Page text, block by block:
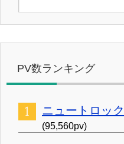
PV数ランキング
ニュートロッ
(95,560pv)